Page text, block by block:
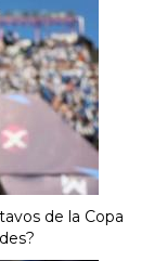
de la Copa